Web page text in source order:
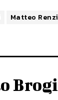
Matteo Renzi
Brogi